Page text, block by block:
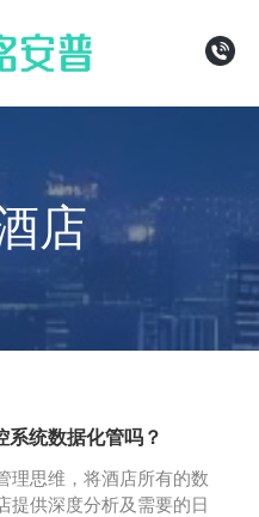
店
系统数据化管吗？
理思维，将酒店所有的数
提供深度分析及需要的日